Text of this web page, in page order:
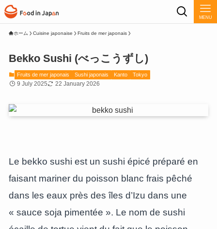
MENU
ホーム Cuisine japonaise Fruits de mer japonais
Bekko Sushi (べっこうずし)
Fruits de mer japonais Sushi japonais Kanto Tokyo
9 July 2025 22 January 2026
Le bekko sushi est un sushi épicé préparé en
faisant mariner du poisson blanc frais pêché
dans les eaux près des îles d’Izu dans une
« sauce soja pimentée ». Le nom de sushi